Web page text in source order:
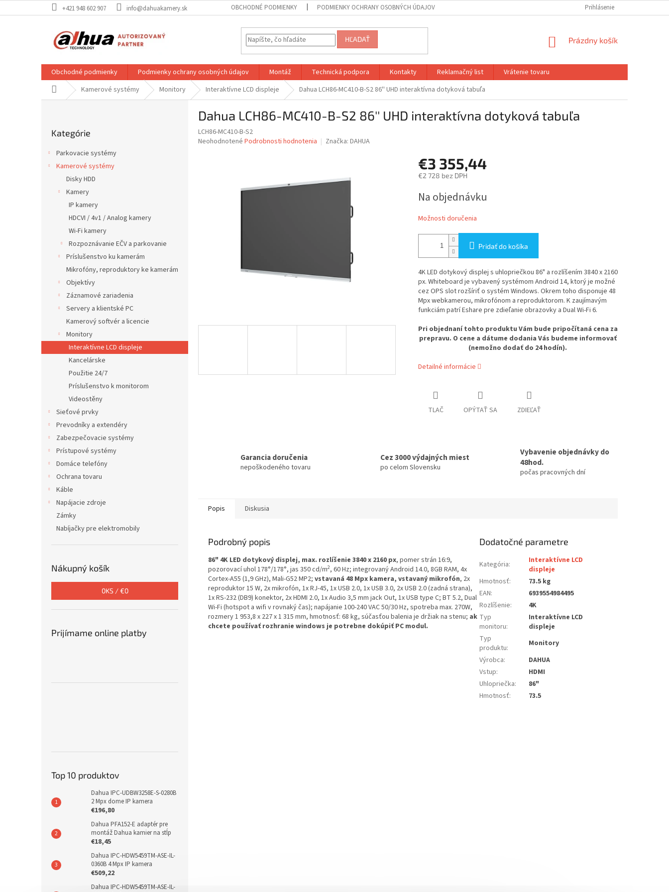
na
+421 948 602 907 info@dahuakamery.sk OBCHODNÉ PODMIENKY PODMIENKY OCHRANY OSOBNÝCH ÚDAJOV Prihlásenie
HĽADAŤ
NÁKUPNÝ
Prázdny košík
Obchodné podmienky Podmienky ochrany osobných údajov Montáž Technická podpora Kontakty Reklamačný list
Vrátenie tovaru
DomovKamerové systémy Monitory Interaktívne LCD displeje Dahua LCH86-MC410-B-S2 86'' UHD interaktívna dotyková tabuľa
kategórie
Kategórie
Parkovacie systémy
Kamerové systémy
Disky HDD
Kamery
IP kamery
HDCVI / 4v1 / Analog kamery
Wi-Fi kamery
Rozpoznávanie EČV a parkovanie
Príslušenstvo ku kamerám
Mikrofóny, reproduktory ke kamerám
Objektívy
Záznamové zariadenia
Servery a klientské PC
Kamerový softvér a licencie
Monitory
Interaktívne LCD displeje
Kancelárske
Použitie 24/7
Príslušenstvo k monitorom
Videostěny
Sieťové prvky
Prevodníky a extendéry
Zabezpečovacie systémy
Prístupové systémy
Domáce telefóny
Ochrana tovaru
Káble
Napájacie zdroje
Zámky
Nabíjačky pre elektromobily
Nákupný košík
0KS /€0
Prijímame online platby
Top 10 produktov
Dahua IPC-UDBW3258E-S-0280B
2 Mpx dome IP kamera
€196,80
Dahua PFA152-E adaptér pre
montáž Dahua kamier na stĺp
€18,45
Dahua IPC-HDW5459TM-ASE-IL-
0360B 4 Mpx IP kamera
€509,22
Dahua IPC-HDW5459TM-ASE-IL-
Dahua LCH86-MC410-B-S2 86'' UHD interaktívna dotyková tabuľa
LCH86-MC410-B-S2
Priemerné
Neohodnotené Podrobnosti hodnotenia Značka: DAHUA
€3 355,44
€2 728 bez DPH
cena:
Na objednávku
Možnosti doručenia
Pridať do košíka
4K LED dotykový displej s uhlopriečkou 86" a rozlíšením 3840 x 2160
px. Whiteboard je vybavený systémom Android 14, ktorý je možné
cez OPS slot rozšíriť o systém Windows. Okrem toho disponuje 48
Mpx webkamerou, mikrofónom a reproduktorom. K zaujímavým
funkciám patrí Eshare pre zdieľanie obrazovky a Dual Wi-Fi 6.
Pri objednaní tohto produktu Vám bude pripočítaná cena za
prepravu. O cene a dátume dodania Vás budeme informovať
(nemožno dodať do 24 hodín).
Detailné informácie
TLAČ OPÝTAŤ SA ZDIEĽAŤ
Garancia doručenia
nepoškodeného tovaru
Cez 3000 výdajných miest
po celom Slovensku
Vybavenie objednávky do
48hod.
počas pracovných dní
Popis Diskusia
Podrobný popis
86" 4K LED dotykový displej, max. rozlíšenie 3840 x 2160 px, pomer strán 16:9,
pozorovací uhol 178°/178°, jas 350 cd/m2, 60 Hz; integrovaný Android 14.0, 8GB RAM, 4x
Cortex-A55 (1,9 GHz), Mali-G52 MP2; vstavaná 48 Mpx kamera, vstavaný mikrofón, 2x
reproduktor 15 W, 2x mikrofón, 1x RJ-45, 1x USB 2.0, 1x USB 3.0, 2x USB 2.0 (zadná strana),
1x RS-232 (DB9) konektor, 2x HDMI 2.0, 1x Audio 3,5 mm jack Out, 1x USB type C; BT 5.2, Dual
Wi-Fi (hotspot a wifi v rovnaký čas); napájanie 100-240 VAC 50/30 Hz, spotreba max. 270W,
rozmery 1 953,8 x 227 x 1 315 mm, hmotnosť: 68 kg, súčasťou balenia je držiak na stenu; ak
chcete používať rozhranie windows je potrebne dokúpiť PC modul.
Dodatočné parametre
Kategória:
Interaktívne LCD
displeje
Hmotnosť:
73.5 kg
EAN:
6939554984495
Rozlíšenie:
4K
Typ
monitoru:
Interaktívne LCD
displeje
Typ
produktu:
Monitory
Výrobca:
DAHUA
Vstup:
HDMI
Uhlopriečka:
86"
Hmotnosť: 73.5